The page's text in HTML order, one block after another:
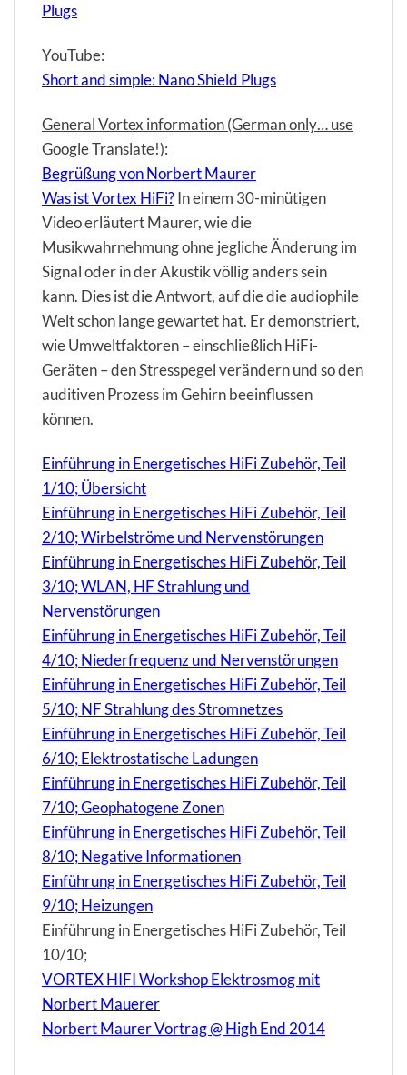
Plugs
YouTube:
Short and simple: Nano Shield Plugs
General Vortex information (German only… use
Google Translate!):
Begrüßung von Norbert Maurer
Was ist Vortex HiFi?In einem 30-minütigen
Video erläutert Maurer, wie die
Musikwahrnehmung ohne jegliche Änderung im
Signal oder in der Akustik völlig anders sein
kann. Dies ist die Antwort, auf die die audiophile
Welt schon lange gewartet hat. Er demonstriert,
wie Umweltfaktoren – einschließlich HiFi-
Geräten – den Stresspegel verändern und so den
auditiven Prozess im Gehirn beeinflussen
können.
Einführung in Energetisches HiFi Zubehör, Teil
1/10; Übersicht
Einführung in Energetisches HiFi Zubehör, Teil
2/10; Wirbelströme und Nervenstörungen
Einführung in Energetisches HiFi Zubehör, Teil
3/10; WLAN, HF Strahlung und
Nervenstörungen
Einführung in Energetisches HiFi Zubehör, Teil
4/10; Niederfrequenz und Nervenstörungen
Einführung in Energetisches HiFi Zubehör, Teil
5/10; NF Strahlung des Stromnetzes
Einführung in Energetisches HiFi Zubehör, Teil
6/10; Elektrostatische Ladungen
Einführung in Energetisches HiFi Zubehör, Teil
7/10; Geophatogene Zonen
Einführung in Energetisches HiFi Zubehör, Teil
8/10; Negative Informationen
Einführung in Energetisches HiFi Zubehör, Teil
9/10; Heizungen
Einführung in Energetisches HiFi Zubehör, Teil
10/10;
VORTEX HIFI Workshop Elektrosmog mit
Norbert Mauerer
Norbert Maurer Vortrag @ High End 2014